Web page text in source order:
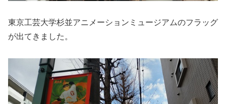
東京工芸大学杉並アニメーションミュージアムのフラッグ
が出てきました。